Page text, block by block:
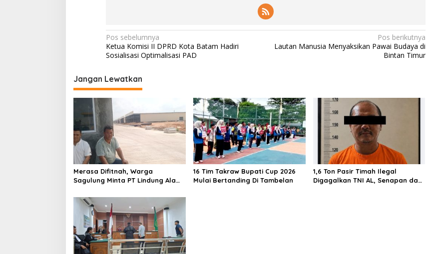
N
a
i
g
a
s
i
p
o
s
Pos sebelumnya
Ketua Komisi II DPRD Kota Batam Hadiri
Sosialisasi Optimalisasi PAD
Pos berikutnya
Lautan Manusia Menyaksikan Pawai Budaya di
Bintan Timur
Jangan Lewatkan
Merasa Difitnah, Warga
Sagulung Minta PT Lindung Alam
Merendahkan Masyarakat
16 Tim Takraw Bupati Cup 2026
Mulai Bertanding Di Tambelan
1,6 Ton Pasir Timah Ilegal
Digagalkan TNI AL, Senapan dan